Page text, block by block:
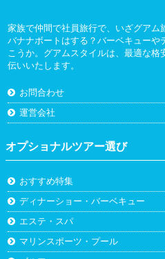
家族で仲間で社員旅行で、いざグアム
バナナボートはする？バーベキューや
こうか。グアムスタイルは、最適な
伝いいたします。
お問合わせ
運営会社
オプショナルツアー選び
おすすめ特集
ディナーショー・バーベキュー
エステ・スパ
マリンスポーツ・プール